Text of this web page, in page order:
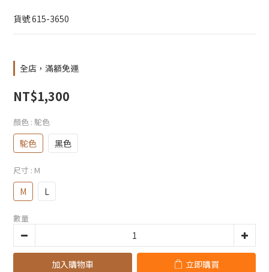
貨號 615-3650
全店，滿額免運
NT$1,300
顏色 : 駝色
駝色 黑色
尺寸 : M
M L
數量
加入購物車 立即購買